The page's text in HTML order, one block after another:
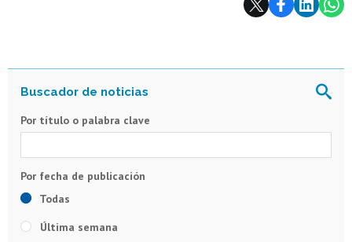
Por título o palabra clave
Todas
Última semana